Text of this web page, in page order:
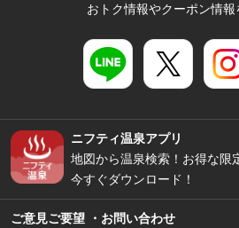
おトク情報やクーポン情報
ニフティ温泉アプリ
地図から温泉検索！お得な限
今すぐダウンロード！
ご意見ご要望 ・お問い合わせ